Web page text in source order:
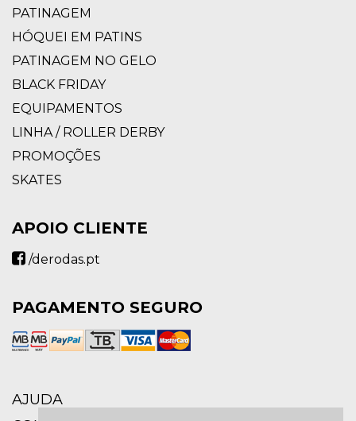
PATINAGEM
HÓQUEI EM PATINS
PATINAGEM NO GELO
BLACK FRIDAY
EQUIPAMENTOS
LINHA / ROLLER DERBY
PROMOÇÕES
SKATES
APOIO CLIENTE
/derodas.pt
PAGAMENTO SEGURO
AJUDA